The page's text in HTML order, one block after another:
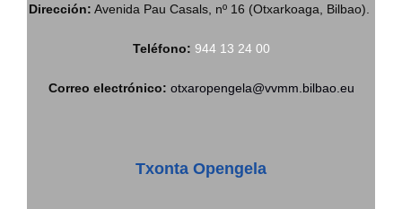
Dirección: Avenida Pau Casals, nº 16 (Otxarkoaga, Bilbao).
Teléfono: 944 13 24 00
Correo electrónico: otxaropengela@vvmm.bilbao.eu
Txonta Opengela